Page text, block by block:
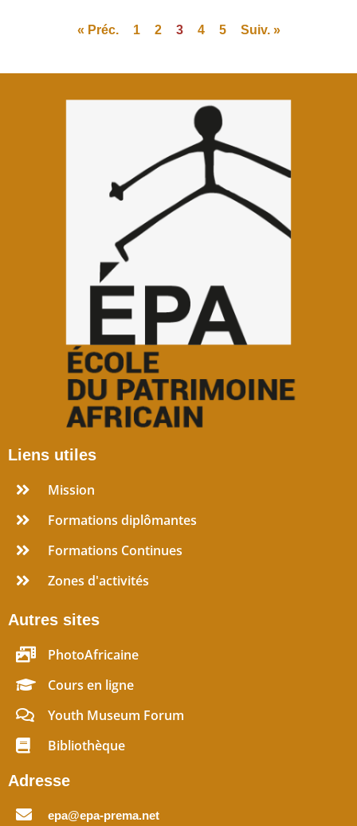
« Préc. 1 2 3 4 5 Suiv. »
Liens utiles
Mission
Formations diplômantes
Formations Continues
Zones d'activités
Autres sites
PhotoAfricaine
Cours en ligne
Youth Museum Forum
Bibliothèque
Adresse
epa@epa-prema.net